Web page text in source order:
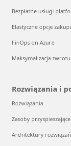
Bezpłatne usługi
Elastyczne opcje
FinOps on Azure
Maksymalizacja
Rozwiązania i
Rozwiązania
Zasoby
Architektury rozwiązań